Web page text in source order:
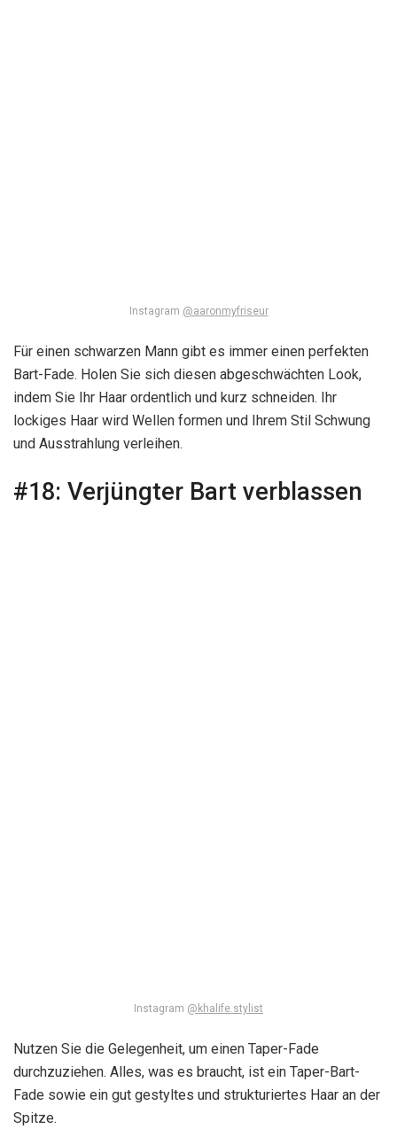
Instagram @aaronmyfriseur
Für einen schwarzen Mann gibt es immer einen perfekten
Bart-Fade. Holen Sie sich diesen abgeschwächten Look,
indem Sie Ihr Haar ordentlich und kurz schneiden. Ihr
lockiges Haar wird Wellen formen und Ihrem Stil Schwung
und Ausstrahlung verleihen.
#18: Verjüngter Bart verblassen
Instagram @khalife.stylist
Nutzen Sie die Gelegenheit, um einen Taper-Fade
durchzuziehen. Alles, was es braucht, ist ein Taper-Bart-
Fade sowie ein gut gestyltes und strukturiertes Haar an der
Spitze.